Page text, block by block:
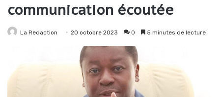
communication écoutée
La Redaction 20 octobre 2023 0 5 minutes de lecture